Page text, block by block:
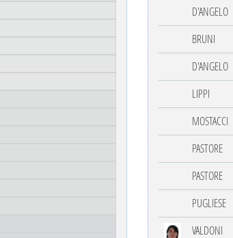
D'ANGELO
BRUNI
D'ANGELO
LIPPI
MOSTACCI
PASTORE
PASTORE
PUGLIESE
VALDONI